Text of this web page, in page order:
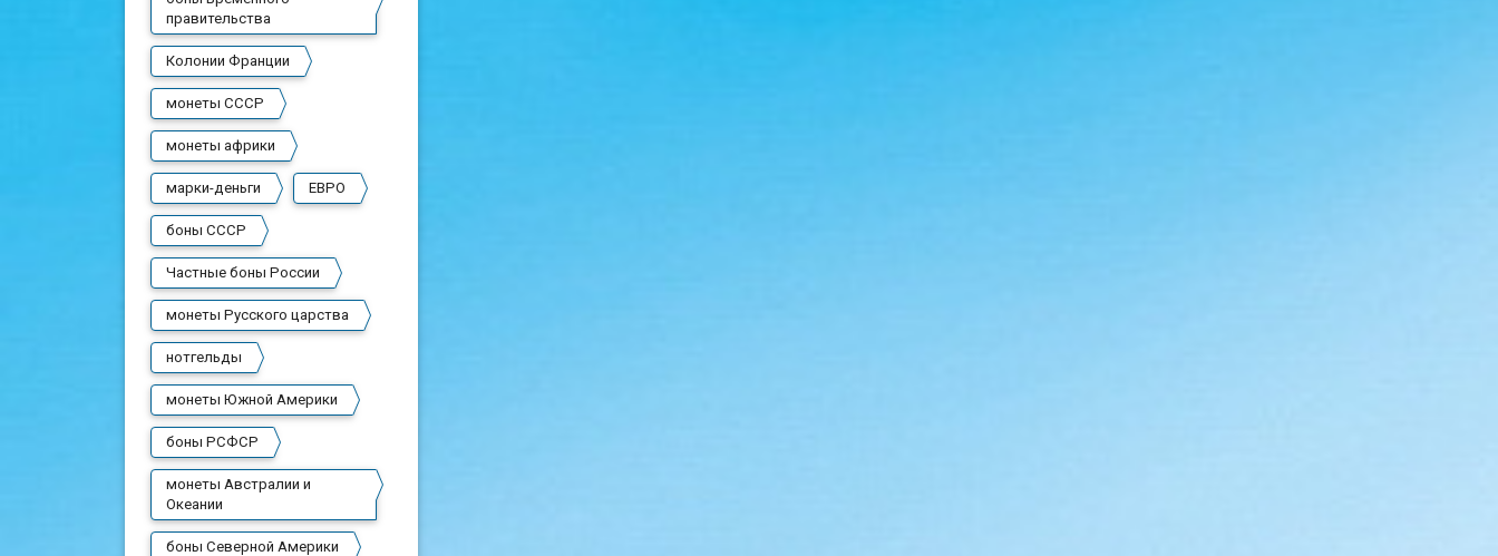
правительства
Колонии Франции
монеты СССР
монеты африки
марки-деньги ЕВРО
боны СССР
Частные боны России
монеты Русского царства
нотгельды
монеты Южной Америки
боны РСФСР
монеты Австралии и
Океании
боны Северной Америки